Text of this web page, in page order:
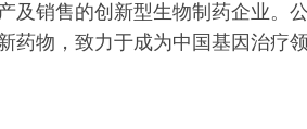
及销售的创新型生物制药企业。
药物，致力于成为中国基因治疗